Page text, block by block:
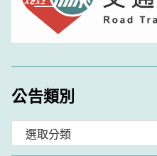
公告類別